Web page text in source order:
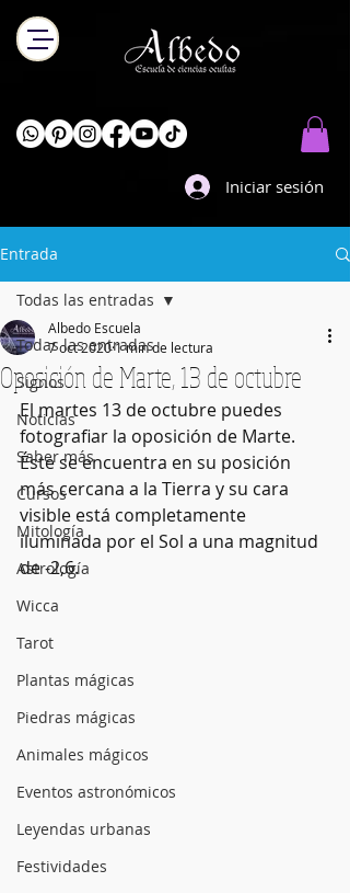
Iniciar sesión
Entrada
Todas las entradas
Signos
Noticias
Saber más
Cursos
Mitología
Astrología
Wicca
Tarot
Plantas mágicas
Piedras mágicas
Animales mágicos
Eventos astronómicos
Leyendas urbanas
Festividades
Todas las entradas
Oposición de Marte, 13 de octubre
Albedo Escuela
7 oct 20201 min de lectura
El martes 13 de octubre puedes
fotografiar la oposición de Marte.
Éste se encuentra en su posición
más cercana a la Tierra y su cara
visible está completamente
iluminada por el Sol a una magnitud
de -2,6.